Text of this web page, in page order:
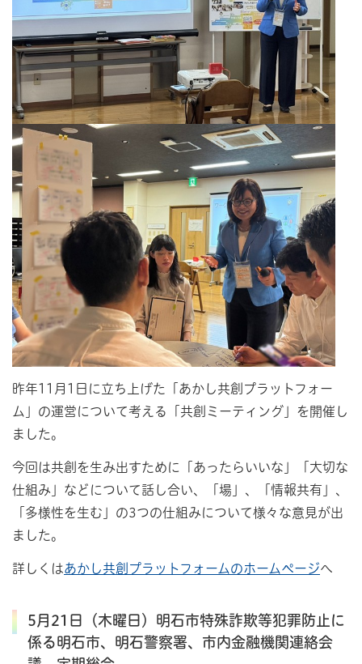
昨年11月1日に立ち上げた「あかし共創プラットフォー
ム」の運営について考える「共創ミーティング」を開催し
ました。
今回は共創を生み出すために「あったらいいな」「大切な
仕組み」などについて話し合い、「場」、「情報共有」、
「多様性を生む」の3つの仕組みについて様々な意見が出
ました。
詳しくはあかし共創プラットフォームのホームページへ
5月21日（木曜日）明石市特殊詐欺等犯罪防止に
係る明石市、明石警察署、市内金融機関連絡会